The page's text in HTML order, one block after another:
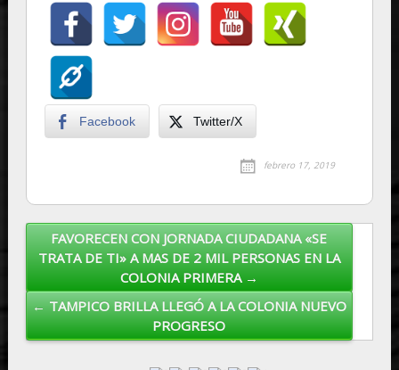
Facebook Twitter/X
febrero 17, 2019
Post navigation
FAVORECEN CON JORNADA CIUDADANA «SE
TRATA DE TI» A MAS DE 2 MIL PERSONAS EN LA
COLONIA PRIMERA →
← TAMPICO BRILLA LLEGÓ A LA COLONIA NUEVO
PROGRESO